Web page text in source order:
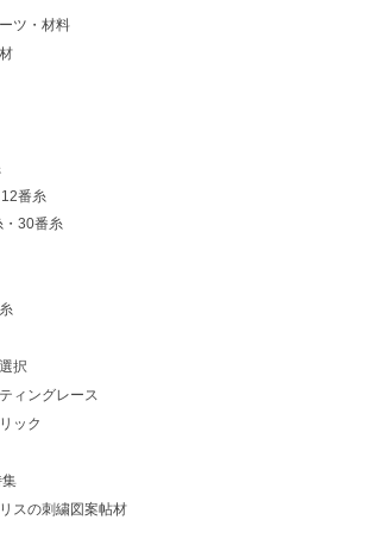
ツ・材料
番糸
・30番糸
択
ィングレース
ック
集
スの刺繍図案帖材